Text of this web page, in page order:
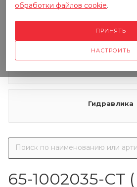
Гидравлика
65-1002035-СТ (
обработки файлов cookie.
НАСТРОИТЬ
ПРИНЯТЬ